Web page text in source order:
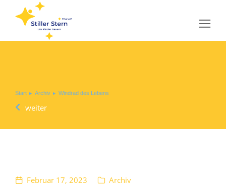
Sie befinden sich hier:
Start Archiv Windrad des Lebens
weiter
Februar 17, 2023 Archiv